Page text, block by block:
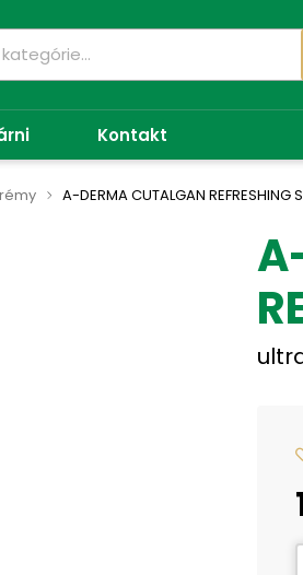
Kontakt
A-DERMA CUTALGAN REFRESHING